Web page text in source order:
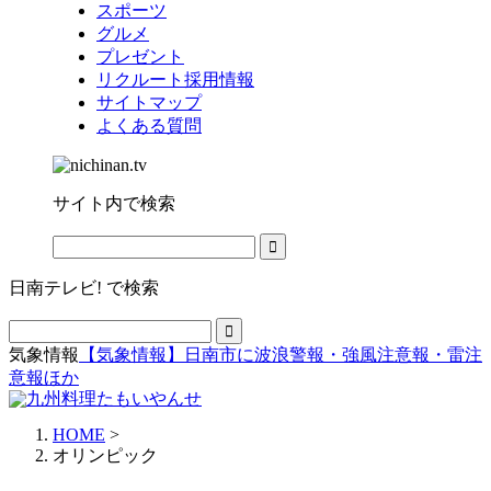
スポーツ
グルメ
プレゼント
リクルート採用情報
サイトマップ
よくある質問
サイト内で検索
日南テレビ! で検索
気象情報
【気象情報】日南市に波浪警報・強風注意報・雷注
意報ほか
HOME >
オリンピック